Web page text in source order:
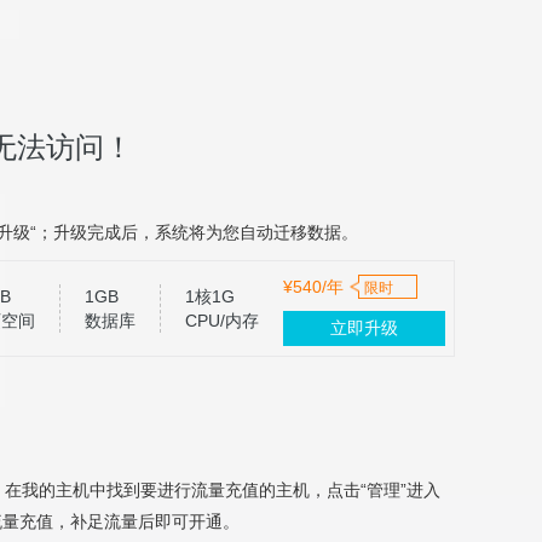
访问！
“；升级完成后，系统将为您自动迁移数据。
间
1GB
数据库
1核1G
CPU/内存
¥540/年 限时
立即升级
在我的主机中找到要进行流量充值的主机，点击“管理”进入
充值，补足流量后即可开通。